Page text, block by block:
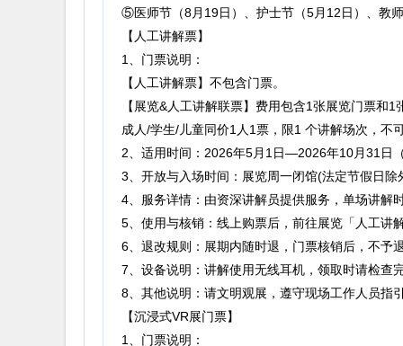
⑤医师节（8月19日）、护士节（5月12日）、教
【人工讲解票】
1、门票说明：
【人工讲解票】不包含门票。
【展览&人工讲解联票】费用包含1张展览门票和
成人/学生/儿童同价1人1票，限1 个讲解场次，不
2、适用时间：2026年5月1日—2026年10月31日
3、开放与入场时间：展览周一闭馆(法定节假日
4、服务详情：由资深讲解员提供服务，单场讲解
5、使用与核销：线上购票后，前往展览「人工讲
6、退改规则：展期内随时退，门票核销后，不予
7、设备说明：讲解使用无线耳机，领取时请检查
8、其他说明：请文明观展，遵守现场工作人员指
【沉浸式VR展门票】
1、门票说明：